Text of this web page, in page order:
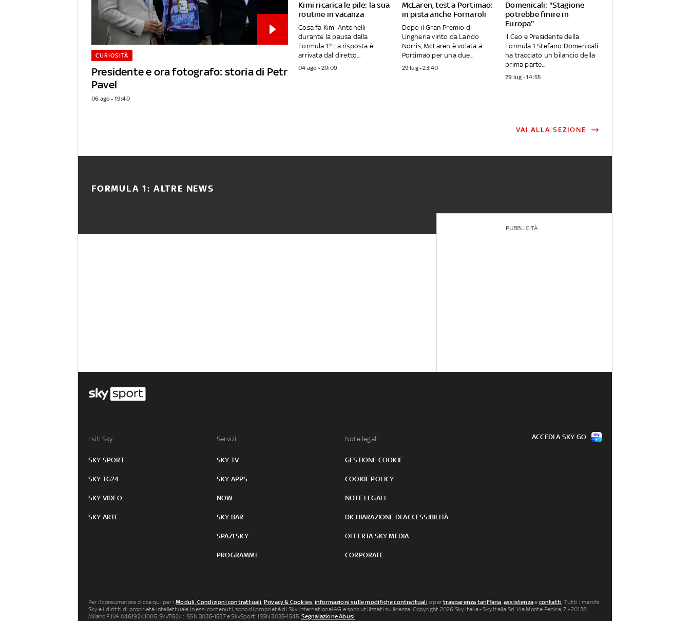
Presidente e ora fotografo: storia di Petr
Pavel
CURIOSITÀ
06 ago - 19:40
Kimi ricarica le pile: la sua
routine in vacanza
Cosa fa Kimi Antonelli
durante la pausa dalla
Formula 1? La risposta è
arrivata dal diretto...
04 ago - 20:09
McLaren, test a Portimao:
in pista anche Fornaroli
Dopo il Gran Premio di
Ungheria vinto da Lando
Norris, McLaren è volata a
Portimao per una due...
29 lug - 23:40
Domenicali: "Stagione
potrebbe finire in
Europa"
Il Ceo e Presidente della
Formula 1 Stefano Domenicali
ha tracciato un bilancio della
prima parte...
29 lug - 14:55
VAI ALLA SEZIONE
FORMULA 1: ALTRE NEWS
PUBBLICITÀ
I siti Sky:
SKY SPORT
SKY TG24
SKY VIDEO
SKY ARTE
Servizi:
SKY TV
SKY APPS
NOW
SKY BAR
SPAZI SKY
PROGRAMMI
Note legali:
GESTIONE COOKIE
COOKIE POLICY
NOTE LEGALI
DICHIARAZIONE DI ACCESSIBILITÀ
OFFERTA SKY MEDIA
CORPORATE
ACCEDI A SKY GO
Per il consumatore clicca qui per iModuli, Condizioni contrattuali, Privacy & Cookies, informazioni sulle modifiche contrattuali o pertrasparenza tariffaria,assistenzae contatti. Tutti i marchi
Sky e i diritti di proprietà intellettuale in essi contenuti, sono di proprietà di Sky international AG e sono utilizzati su licenza. Copyright 2026 Sky Italia - Sky Italia Srl Via Monte Penice, 7 - 20138
Milano P.IVA 04619241005. SkyTG24: ISSN 3035-1537 e SkySport: ISSN 3035-1545. Segnalazione Abusi